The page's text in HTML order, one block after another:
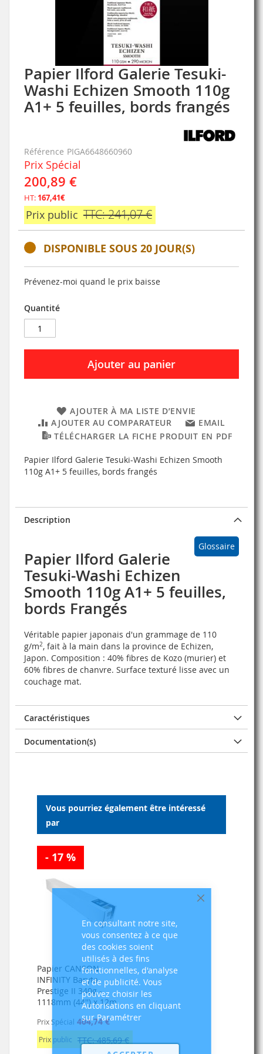
Fermer
En consultant notre site,
vous consentez à ce que
des cookies soient
utilisés à des fins
fonctionnelles, d'analyse
et de publicité. Vous
pouvez choisir les
Autorisations en cliquant
sur Paramétrer
Papier Ilford Galerie Tesuki-
Washi Echizen Smooth 110g
A1+ 5 feuilles, bords frangés
Référence PIGA6648660960
Prix Spécial
200,89 €
HT: 167,41€
Prix public TTC: 241,07 €
DISPONIBLE SOUS 20 JOUR(S)
Prévenez-moi quand le prix baisse
Quantité
Ajouter au panier
AJOUTER À MA LISTE D’ENVIE
AJOUTER AU COMPARATEUR
EMAIL
TÉLÉCHARGER LA FICHE PRODUIT EN PDF
Papier Ilford Galerie Tesuki-Washi Echizen Smooth
110g A1+ 5 feuilles, bords frangés
Skip
to
the
beginning
gallery
Description
Glossaire
Papier Ilford Galerie
Tesuki-Washi Echizen
Smooth 110g A1+ 5 feuilles,
bords Frangés
Véritable papier japonais d'un grammage de 110
g/m2, fait à la main dans la province de Echizen,
Japon. Composition : 40% fibres de Kozo (murier) et
60% fibres de chanvre. Surface texturé lisse avec un
couchage mat.
Caractéristiques
Documentation(s)
Vous pourriez également être intéressé
par
- 17 %
Papier CANSON
INFINITY Baryta
Prestige II 340g -
1118mm (44'') x 12m
Prix Spécial 404,74 €
Prix public TTC: 485,69 €